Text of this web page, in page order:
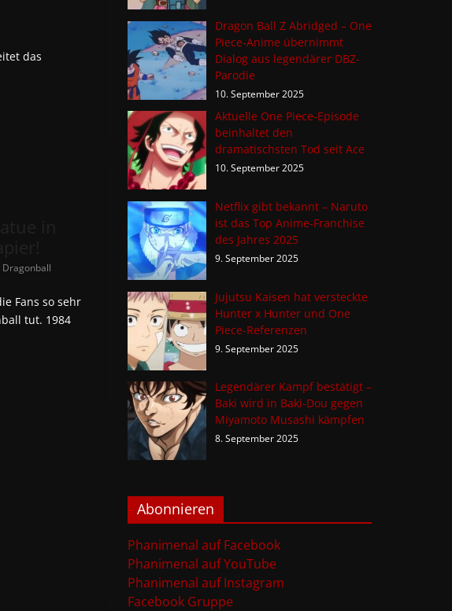
das
Dragonball
Fans so sehr
tut. 1984
Dragon Ball Z Abridged – One
Piece-Anime übernimmt
Dialog aus legendärer DBZ-
Parodie
10. September 2025
Aktuelle One Piece-Episode
beinhaltet den
dramatischsten Tod seit Ace
10. September 2025
Netflix gibt bekannt – Naruto
ist das Top Anime-Franchise
des Jahres 2025
9. September 2025
Jujutsu Kaisen hat versteckte
Hunter x Hunter und One
Piece-Referenzen
9. September 2025
Legendärer Kampf bestätigt –
Baki wird in Baki-Dou gegen
Miyamoto Musashi kämpfen
8. September 2025
Abonnieren
Phanimenal auf Facebook
Phanimenal auf YouTube
Phanimenal auf Instagram
Facebook Gruppe